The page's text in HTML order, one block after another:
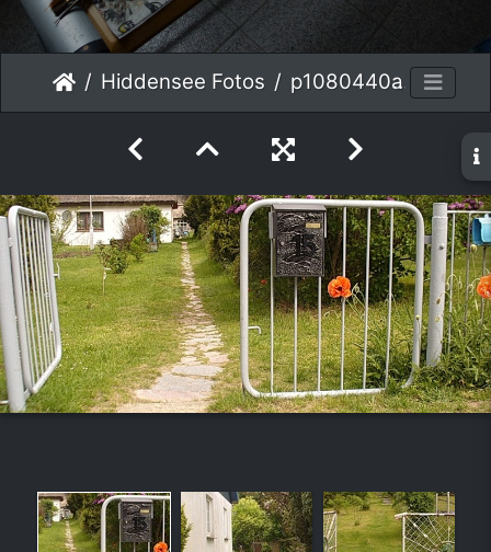
Hiddensee Fotos p1080440a